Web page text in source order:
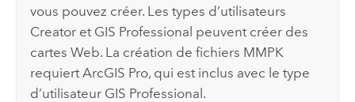
vous pouvez créer. Les types d’utilisateurs
Creator et GIS Professional peuvent créer des
cartes Web. La création de fichiers MMPK
requiertArcGIS Pro, qui est inclus avec le type
d’utilisateur GIS Professional.